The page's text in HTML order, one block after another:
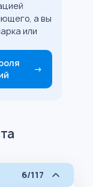
а вы
или
→
6/117